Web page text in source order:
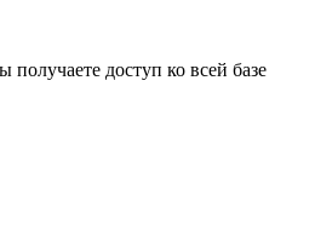
доступ ко всей базе